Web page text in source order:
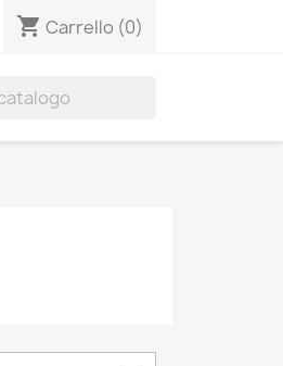
shopping_cart Carrello (0)